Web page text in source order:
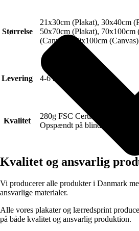
Størrelse
21x30cm (Plakat), 30x40cm
50x70cm (Plakat), 70x100cm
(Canvas), 70x100cm (Canvas)
Levering 4-6 hverdage.
Kvalitet
280g FSC Certificeret Art
Opspændt på blindramme.
Kvalitet og ansvarlig
Vi producerer alle produkter i Danmark
ansvarlige materialer.
Alle vores plakater og lærredsprint
på både kvalitet og ansvarlig produktion.